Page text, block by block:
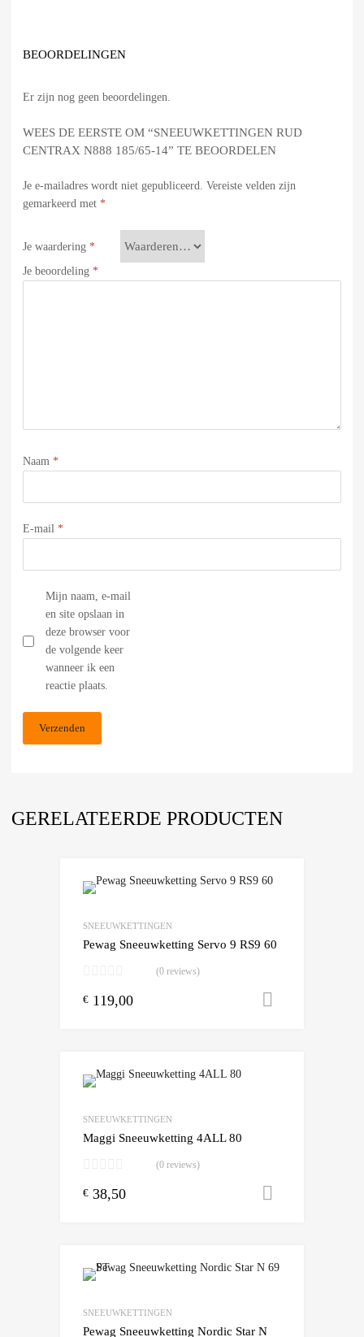
BEOORDELINGEN
Er zijn nog geen beoordelingen.
WEES DE EERSTE OM “SNEEUWKETTINGEN RUD
CENTRAX N888 185/65-14” TE BEOORDELEN
Je e-mailadres wordt niet gepubliceerd. Vereiste velden zijn
gemarkeerd met *
Je waardering *
Je beoordeling *
Naam *
E-mail *
Mijn naam, e-mail
en site opslaan in
deze browser voor
de volgende keer
wanneer ik een
reactie plaats.
GERELATEERDE PRODUCTEN
SNEEUWKETTINGEN
Pewag Sneeuwketting Servo 9 RS9 60
(0 reviews)
€ 119,00
SNEEUWKETTINGEN
Maggi Sneeuwketting 4ALL 80
(0 reviews)
€ 38,50
SNEEUWKETTINGEN
Pewag Sneeuwketting Nordic Star N